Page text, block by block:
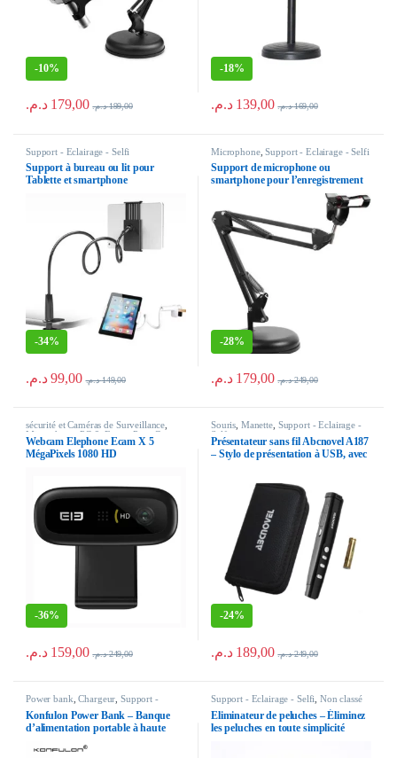
-10%
179,00 د.م. 199,00 د.م.
-18%
139,00 د.م. 169,00 د.م.
Support - Eclairage - Selfi
Support à bureau ou lit pour
Tablette et smartphone
-34%
99,00 د.م. 149,00 د.م.
Microphone,Support - Eclairage - Selfi
Support de microphone ou
smartphone pour l’enregistrement
en studio Bras Réglable Mobile
pour Tablette Table support Flexible
métallique
-28%
179,00 د.م. 249,00 د.م.
sécurité et Caméras de Surveillance
Microphone
,PC & Ecran Pour Gamer
Support - Eclairage - Selfi
Webcam Elephone Ecam X 5
MégaPixels 1080 HD
-36%
159,00 د.م. 249,00 د.م.
Souris Manette, Support - Eclairage -
Selfi
Présentateur sans fil Abcnovel A187
– Stylo de présentation à USB, avec
-24%
189,00 د.م. 249,00 د.م.
Power bank ,Chargeur Support -
Konfulon Power Bank – Banque
d’alimentation portable à haute
Support - Eclairage - Selfi Non classé
Eliminateur de peluches – Éliminez
les peluches en toute simplicité